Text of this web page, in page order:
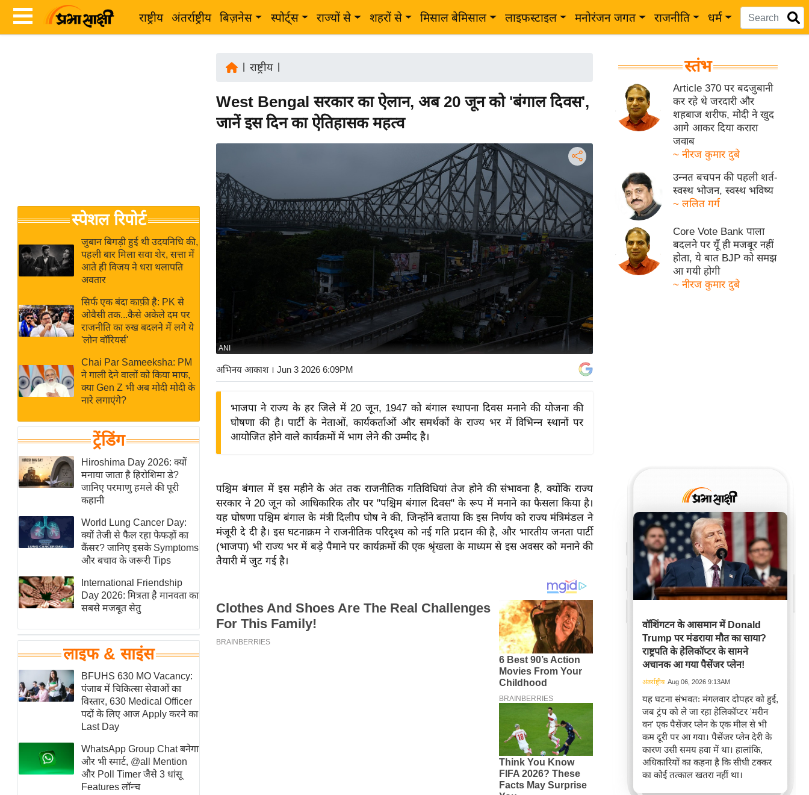
राष्ट्रीय अंतर्राष्ट्रीय बिज़नेस स्पोर्ट्स राज्यों से शहरों से मिसाल बेमिसाल लाइफस्टाइल मनोरंजन जगत राजनीति धर्म
Breaking
News in
Hindi
Hindi
Hindi
जगत
राय
बजट
क्रिकेट
IPL
ई-पेपर
मिसाल बेमिसाल
यंग इंडिया
साहित्य जगत
ऑटो वर्ल्ड
न्यूज ब्रीफ
बॉलीवुड
हॉलीवुड
फिल्म समीक्षा
Breaking
News
टेक्नॉलॉजी
ब्यूटी/फैशन
घरेलू नुस्खे
पर्यटन स्थल
फिटनेस मंत्रा
रिलेशनशिप
राजनीति
विश्लेषण
समसामयिक
स्पेशल रिपोर्ट
जुबान बिगड़ी हुई थी उदयनिधि की,
पहली बार मिला सवा शेर, सत्ता में
आते ही विजय ने धरा थलापति
अवतार
सिर्फ एक बंदा काफ़ी है: PK से
ओवैसी तक...कैसे अकेले दम पर
राजनीति का रुख बदलने में लगे ये
'लोन वॉरियर्स'
Chai Par Sameeksha: PM
ने गाली देने वालों को किया माफ,
क्या Gen Z भी अब मोदी मोदी के
नारे लगाएंगे?
ट्रेंडिंग
Hiroshima Day 2026: क्यों
मनाया जाता है हिरोशिमा डे?
जानिए परमाणु हमले की पूरी
कहानी
World Lung Cancer Day:
क्यों तेजी से फैल रहा फेफड़ों का
कैंसर? जानिए इसके Symptoms
और बचाव के जरूरी Tips
International Friendship
Day 2026: मित्रता है मानवता का
सबसे मजबूत सेतु
लाइफ & साइंस
BFUHS 630 MO Vacancy:
पंजाब में चिकित्सा सेवाओं का
विस्तार, 630 Medical Officer
पदों के लिए आज Apply करने का
Last Day
WhatsApp Group Chat बनेगा
और भी स्मार्ट, @all Mention
और Poll Timer जैसे 3 धांसू
Features लॉन्च
राष्ट्रीय|
West Bengal सरकार का ऐलान, अब 20 जून को 'बंगाल दिवस',
जानें इस दिन का ऐतिहासक महत्व
ANI
अभिनय आकाश। Jun 3 2026 6:09PM
भाजपा ने राज्य के हर जिले में 20 जून, 1947 को बंगाल स्थापना दिवस मनाने की योजना की
घोषणा की है। पार्टी के नेताओं, कार्यकर्ताओं और समर्थकों के राज्य भर में विभिन्न स्थानों पर
आयोजित होने वाले कार्यक्रमों में भाग लेने की उम्मीद है।
पश्चिम बंगाल में इस महीने के अंत तक राजनीतिक गतिविधियां तेज होने की संभावना है, क्योंकि राज्य
सरकार ने 20 जून को आधिकारिक तौर पर "पश्चिम बंगाल दिवस" ​​के रूप में मनाने का फैसला किया है।
यह घोषणा पश्चिम बंगाल के मंत्री दिलीप घोष ने की, जिन्होंने बताया कि इस निर्णय को राज्य मंत्रिमंडल ने
मंजूरी दे दी है। इस घटनाक्रम ने राजनीतिक परिदृश्य को नई गति प्रदान की है, और भारतीय जनता पार्टी
(भाजपा) भी राज्य भर में बड़े पैमाने पर कार्यक्रमों की एक श्रृंखला के माध्यम से इस अवसर को मनाने की
तैयारी में जुट गई है।
स्तंभ
Article 370 पर बदजुबानी
कर रहे थे जरदारी और
शहबाज शरीफ, मोदी ने खुद
आगे आकर दिया करारा
जवाब
~ नीरज कुमार दुबे
उन्नत बचपन की पहली शर्त-
स्वस्थ भोजन, स्वस्थ भविष्य
~ ललित गर्ग
Core Vote Bank पाला
बदलने पर यूँ ही मजबूर नहीं
होता, ये बात BJP को समझ
आ गयी होगी
~ नीरज कुमार दुबे
वॉशिंगटन के आसमान में Donald
Trump पर मंडराया मौत का साया?
राष्ट्रपति के हेलिकॉप्टर के सामने
अचानक आ गया पैसेंजर प्लेन!
अंतर्राष्ट्रीय Aug 06, 2026 9:13AM
यह घटना संभवतः मंगलवार दोपहर को हुई,
जब ट्रंप को ले जा रहा हेलिकॉप्टर 'मरीन
वन' एक पैसेंजर प्लेन के एक मील से भी
कम दूरी पर आ गया। पैसेंजर प्लेन देरी के
कारण उसी समय हवा में था। हालांकि,
अधिकारियों का कहना है कि सीधी टक्कर
का कोई तत्काल खतरा नहीं था।